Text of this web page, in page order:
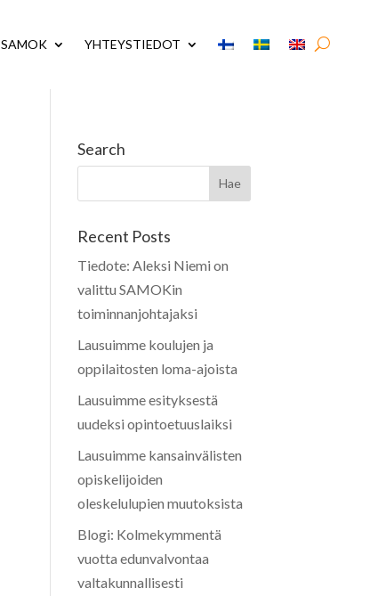
SAMOK YHTEYSTIEDOT
Search
Recent Posts
Tiedote: Aleksi Niemi on
valittu SAMOKin
toiminnanjohtajaksi
Lausuimme koulujen ja
oppilaitosten loma-ajoista
Lausuimme esityksestä
uudeksi opintoetuuslaiksi
Lausuimme kansainvälisten
opiskelijoiden
oleskelulupien muutoksista
Blogi: Kolmekymmentä
vuotta edunvalvontaa
valtakunnallisesti